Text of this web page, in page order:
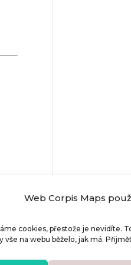
Web Corpis Maps
cookies, přestože je nevidíte.
vše na webu běželo, jak má.